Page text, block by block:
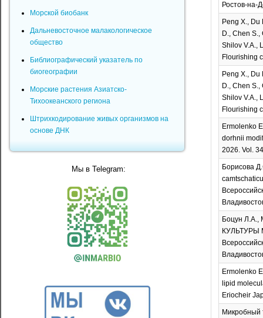
Ростов-на-
Peng X., Du
D., Chen S.,
Shilov V.A.,
Flourishing
Peng X., Du
D., Chen S.,
Shilov V.A.,
Flourishing
Ermolenko
dorhnii
2026. Vol.
Борисова
Боцун
КУЛЬТУРЫ
Ermolenko
lipid
Eriocheir
Микробный
Морской биобанк
Дальневосточное малакологическое
общество
Библиографический указатель по
биогеографии
Морские растения Азиатско-
Тихоокеанского региона
Штрихкодирование живых организмов на
основе ДНК
Мы в Telegram: